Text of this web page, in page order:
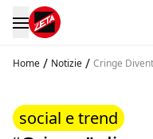
Home / Notizie / Cringe
social e trend